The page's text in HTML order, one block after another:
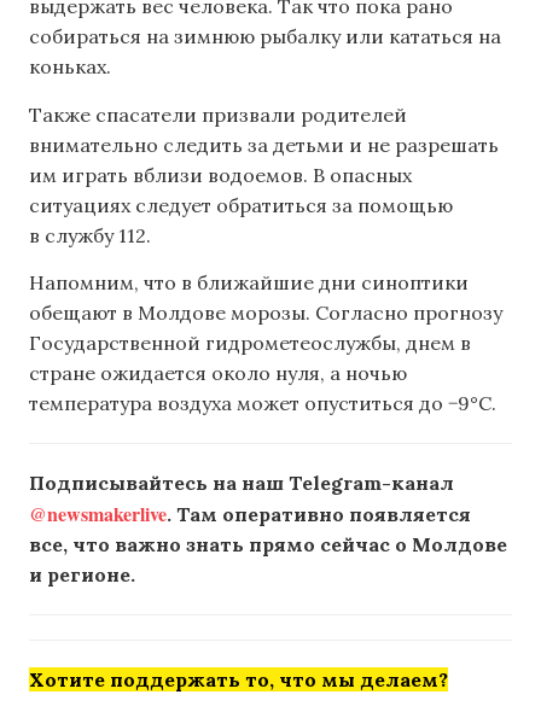
выдержать вес человека. Так что пока рано
собираться на зимнюю рыбалку или кататься на
коньках.
Также спасатели призвали родителей
внимательно следить за детьми и не разрешать
им играть вблизи водоемов. В опасных
ситуациях следует обратиться за помощью
в службу 112.
Напомним, что в ближайшие дни синоптики
обещают в Молдове морозы. Согласно прогнозу
Государственной гидрометеослужбы, днем в
стране ожидается около нуля, а ночью
температура воздуха может опуститься до −9°С.
Подписывайтесь на наш Telegram-канал
@newsmakerlive. Там оперативно появляется
все, что важно знать прямо сейчас о Молдове
и регионе.
Хотите поддержать то, что мы делаем?